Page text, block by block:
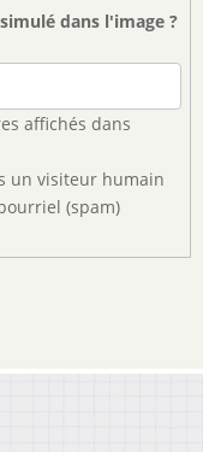
dans l'image ?
affichés dans
un visiteur humain
(spam)